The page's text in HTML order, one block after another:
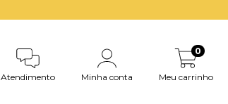
Atendimento Minha conta Meu carrinho
0